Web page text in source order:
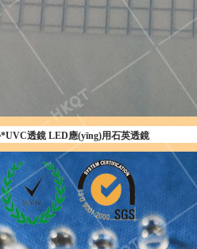
透鏡 LED應(yīng)用石英透鏡